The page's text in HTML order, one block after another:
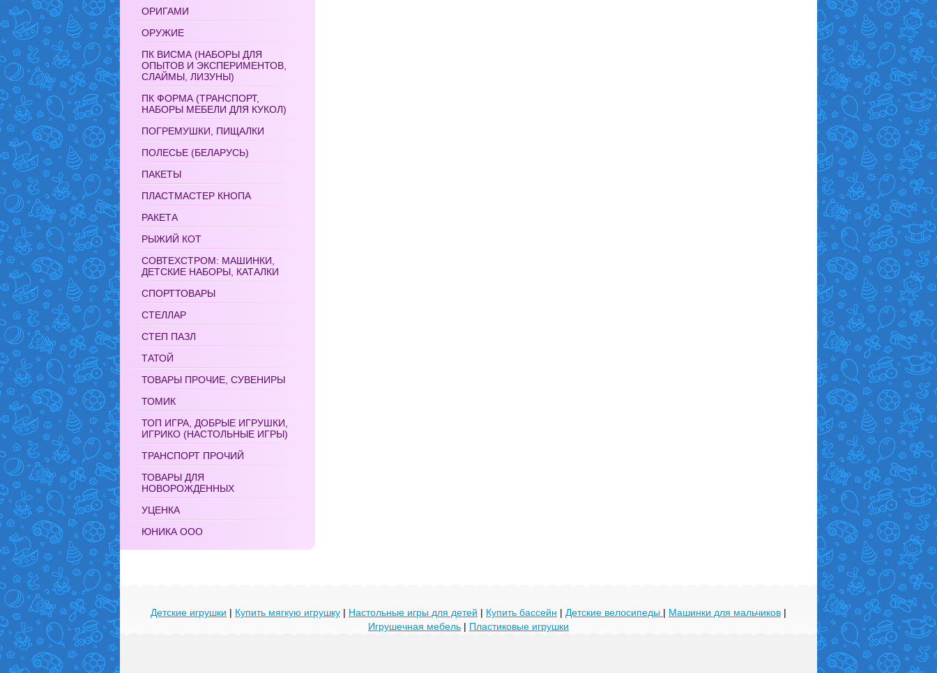
ОРИГАМИ
ОРУЖИЕ
ПК ВИСМА (НАБОРЫ ДЛЯ
ОПЫТОВ И ЭКСПЕРИМЕНТОВ,
СЛАЙМЫ, ЛИЗУНЫ)
ПК ФОРМА (ТРАНСПОРТ,
НАБОРЫ МЕБЕЛИ ДЛЯ КУКОЛ)
ПОГРЕМУШКИ, ПИЩАЛКИ
ПОЛЕСЬЕ (БЕЛАРУСЬ)
ПАКЕТЫ
ПЛАСТМАСТЕР КНОПА
РАКЕТА
РЫЖИЙ КОТ
СОВТЕХСТРОМ: МАШИНКИ,
ДЕТСКИЕ НАБОРЫ, КАТАЛКИ
СПОРТТОВАРЫ
СТЕЛЛАР
СТЕП ПАЗЛ
ТАТОЙ
ТОВАРЫ ПРОЧИЕ, СУВЕНИРЫ
ТОМИК
ТОП ИГРА, ДОБРЫЕ ИГРУШКИ,
ИГРИКО (НАСТОЛЬНЫЕ ИГРЫ)
ТРАНСПОРТ ПРОЧИЙ
ТОВАРЫ ДЛЯ
НОВОРОЖДЕННЫХ
УЦЕНКА
ЮНИКА ООО
Детские игрушки | Купить мягкую игрушку | Настольные игры для детей | Купить бассейн | Детские велосипеды | Машинки для мальчиков |
Игрушечная мебель | Пластиковые игрушки